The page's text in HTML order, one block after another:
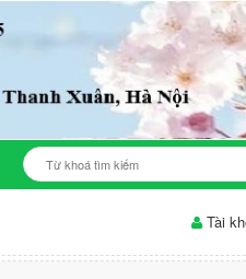
những điều... Thời gian
Tài